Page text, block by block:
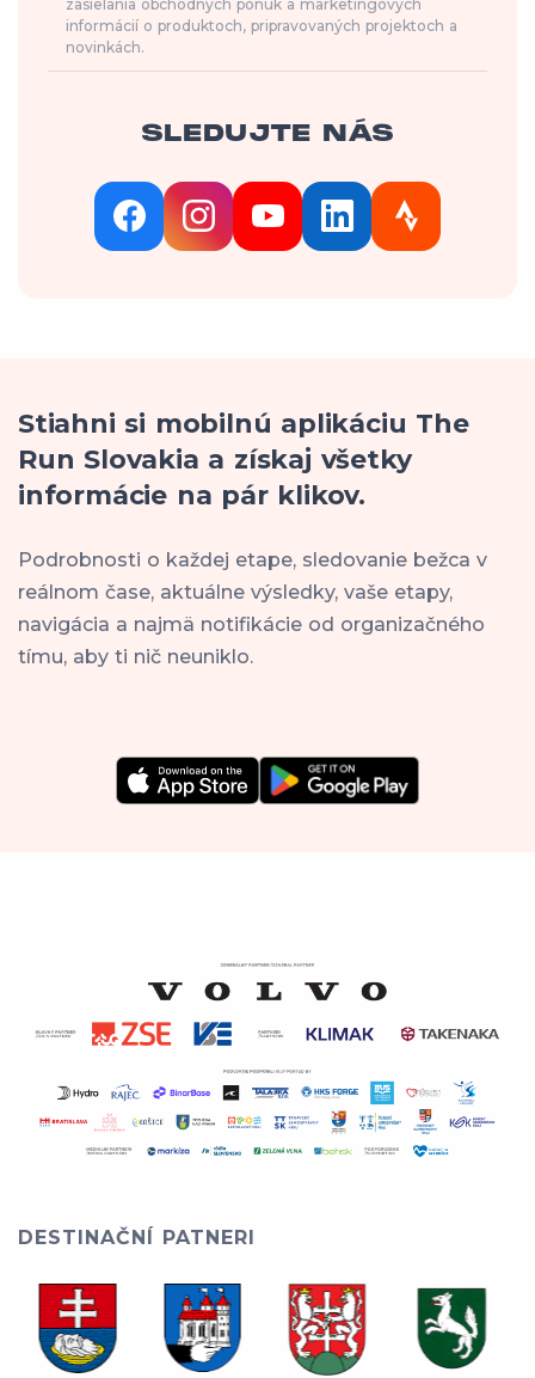
zasielania obchodných ponúk a marketingových
informácií o produktoch, pripravovaných projektoch a
novinkách.
SLEDUJTE NÁS
Stiahni si mobilnú aplikáciu The
Run Slovakia a získaj všetky
informácie na pár klikov.
Podrobnosti o každej etape, sledovanie bežca v
reálnom čase, aktuálne výsledky, vaše etapy,
navigácia a najmä notifikácie od organizačného
tímu, aby ti nič neuniklo.
DESTINAČNÍ PATNERI